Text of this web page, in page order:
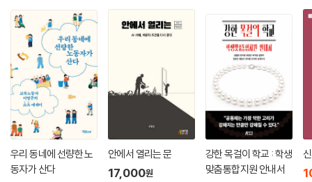
다고 주장할지라도 ‘책임질 수 있는 로봇의 기 준’을 넘어서는 사례들이 많
습니다.
---「4부. 서로 다른 입장에서 문제를 해결하는 가족 논쟁 하브루타 실제
사례」중에서
원탁 하브루타의 2차 발언 때, 상대측이 질문하면 질문을 받은 사람은 어
떻게 해야 할까요? 곧바로 답변을 해야 할까요? 아닙니다. 원탁 하브루타
는 질문을 받은 사람이 즉시 답을 하는 것(즉문즉답)을 하지 못하는 것이
원칙입니다. 왜냐하면 하브루타 참가자들이 똑같은 시간 동안 말할 수 있
다는 평등성의 원칙에서 크게 벗어나기 않기 위해서입니다.
자녀의 문제 행동에 초점을 맞춘 대화로는 자녀를 제대로 성장시키기가 어
우리 동네에 선량한 노
동자가 산다
안에서 열리는 문
17,000원
강한 목걸이 학교 : 학생
맞춤통합지원 안내서